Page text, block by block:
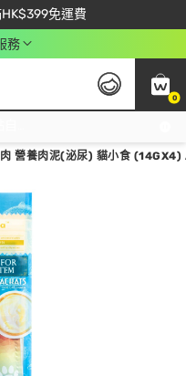
免運費
盡享獨家優惠
NEWAPP 即減$50
務
0
營養肉泥(泌尿) 貓小食